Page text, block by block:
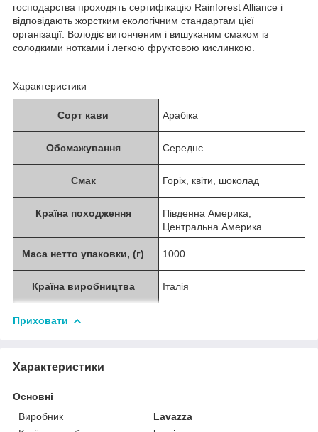
господарства проходять сертифікацію Rainforest Alliance і
відповідають жорстким екологічним стандартам цієї
організації. Володіє витонченим і вишуканим смаком із
солодкими нотками і легкою фруктовою кислинкою.
Характеристики
Сорт кави Арабіка
Обсмажування Середнє
Смак Горіх, квіти, шоколад
Країна походження
Південна Америка,
Центральна Америка
Маса нетто упаковки, (г) 1000
Країна виробництва Італія
Приховати
Характеристики
Основні
Виробник
Lavazza